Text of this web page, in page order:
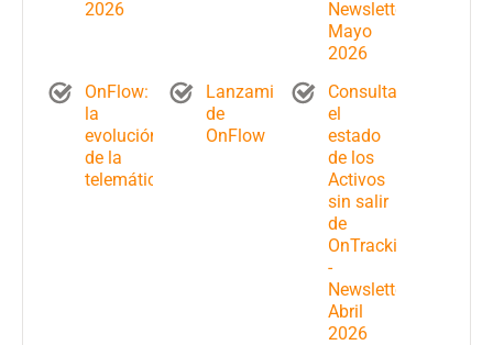
2026
Newsletter
Mayo
2026
OnFlow:
la
evolución
de la
telemática
Lanzamiento
de
OnFlow
Consulta
el
estado
de los
Activos
sin salir
de
OnTracking
-
Newsletter
Abril
2026